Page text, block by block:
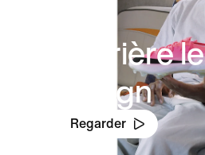
Derrière le
design
Regarder